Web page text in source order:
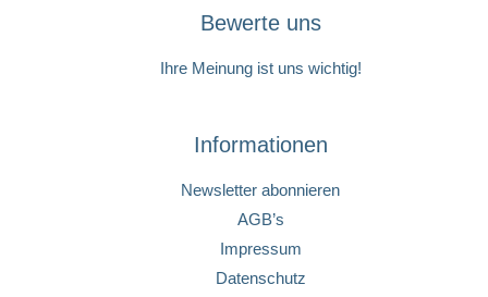
Bewerte uns
Ihre Meinung ist uns wichtig!
Informationen
Newsletter abonnieren
AGB’s
Impressum
Datenschutz